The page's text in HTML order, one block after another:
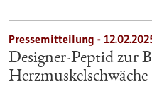
Pressemitteilung -
Designer-Peptid zur
Herzmuskelschwäche